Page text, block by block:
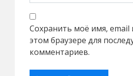
Сохранить моё имя, email
этом браузере для
комментариев.